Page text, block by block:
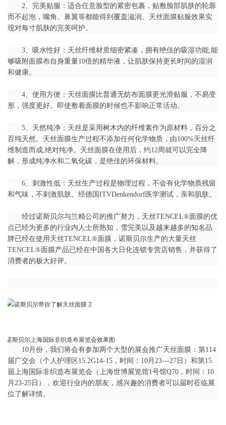
2、完美贴服：适合任意脸型的紧密包裹，贴敷脸部肌肤的轮廓
而不起泡，嘴角、鼻翼等都能得到覆盖滋润。天丝面膜贴服效果实
现对每寸肌肤的完美呵护。
3、吸水性好：天丝纤维材质细密紧凑，拥有绝佳的吸湿功能,能
够吸附面膜布自身重量10倍的精华液，让肌肤保持更长时间的湿润
和健康。
4、使用方便：天丝面膜比普通无纺布面膜更光滑贴服，不易变
形，强度更好。即使敷着面膜的时候也不影响正常活动。
5、天然纯净：天丝是采用树木内的纤维素作为原材料，百分之
百纯天然。天丝面膜生产过程不添加任何化学物质，由100%天丝纤
维制造而成,绝对纯净。天丝面膜在使用后，约12周就可以完全降
解，形成纯净水和二氧化碳，是绝佳的环保材料。
6、刺激性低：天丝生产过程是物理过程，不会有化学物质残留
和气味，不刺激肌肤。经德国ITVDenkendorf医学测试，亲和肌肤。
经过诺斯贝尔与兰精公司的推广努力，天丝TENCEL®面膜的优
点已经为更多的行业内人士所熟知，雪完美以及越来越多的知名品
牌已经在使用天丝TENCEL®面膜，诺斯贝尔生产的大量天丝
TENCEL®面膜产品已经在中国各大日化连锁专营店销售，并获得了
消费者的极大好评。
诺斯贝尔上海国际非织造布展览会效果图
10月份，我们将会有参加两个大型的展会推广天丝面膜：第114
届广交会（个人护理区15.2G14-15，时间：10月23---27日）和第15
届上海国际非织造布展览会（上海世博展览馆1号馆Q70，时间：10
月23-25日），欢迎行业内的朋友，感兴趣的消费者可以届时莅临展
位了解详情。